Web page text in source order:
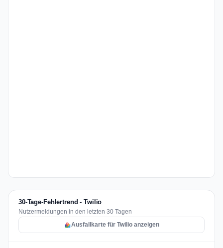
30-Tage-Fehlertrend - Twilio
Nutzermeldungen in den letzten 30 Tagen
Ausfallkarte für Twilio anzeigen